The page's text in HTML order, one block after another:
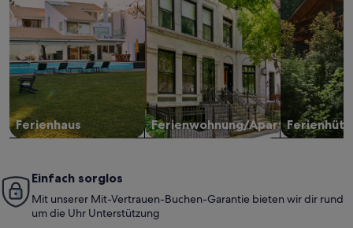
Ferienhaus Ferienwohnung/Apartment
Einfach sorglos
Mit unserer Mit-Vertrauen-Buchen-Garantie bieten wir dir rund
um die Uhr Unterstützung